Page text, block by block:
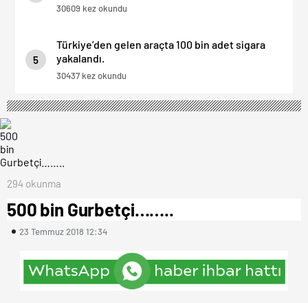
30609 kez okundu
5
Türkiye’den gelen araçta 100 bin adet sigara
yakalandı.
30437 kez okundu
294 okunma
500 bin Gurbetçi……..
23 Temmuz 2018 12:34